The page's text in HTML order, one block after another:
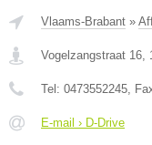
Vlaams-Brabant »
Vogelzangstraat 16,
Tel: 0473552245,
E-mail › D-Drive